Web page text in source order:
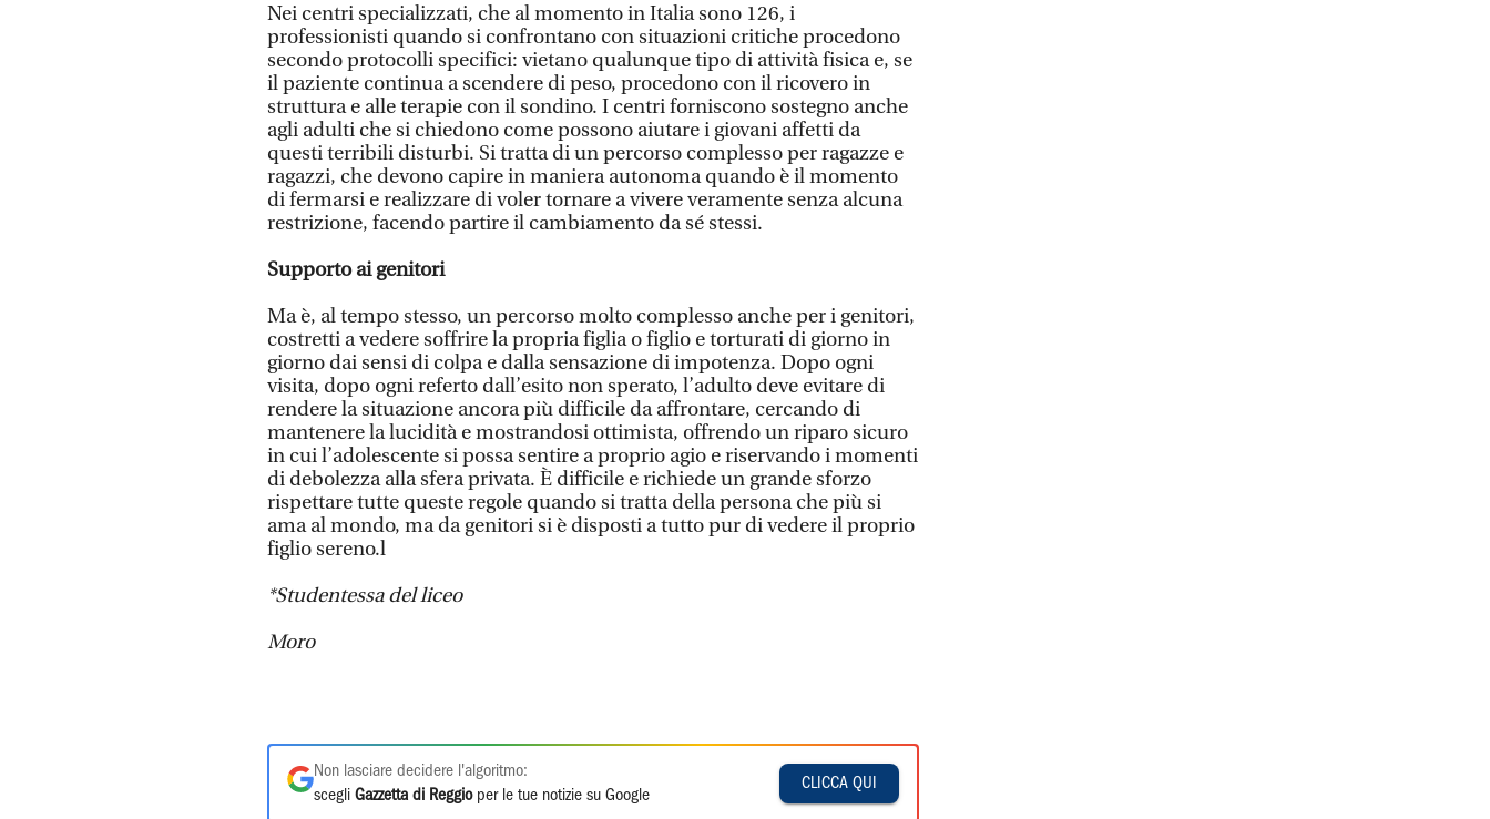
Nei centri specializzati, che al momento in Italia sono 126, i
professionisti quando si confrontano con situazioni critiche procedono
secondo protocolli specifici: vietano qualunque tipo di attività fisica e, se
il paziente continua a scendere di peso, procedono con il ricovero in
struttura e alle terapie con il sondino. I centri forniscono sostegno anche
agli adulti che si chiedono come possono aiutare i giovani affetti da
questi terribili disturbi. Si tratta di un percorso complesso per ragazze e
ragazzi, che devono capire in maniera autonoma quando è il momento
di fermarsi e realizzare di voler tornare a vivere veramente senza alcuna
restrizione, facendo partire il cambiamento da sé stessi.
Supporto ai genitori
Ma è, al tempo stesso, un percorso molto complesso anche per i genitori,
costretti a vedere soffrire la propria figlia o figlio e torturati di giorno in
giorno dai sensi di colpa e dalla sensazione di impotenza. Dopo ogni
visita, dopo ogni referto dall’esito non sperato, l’adulto deve evitare di
rendere la situazione ancora più difficile da affrontare, cercando di
mantenere la lucidità e mostrandosi ottimista, offrendo un riparo sicuro
in cui l’adolescente si possa sentire a proprio agio e riservando i momenti
di debolezza alla sfera privata. È difficile e richiede un grande sforzo
rispettare tutte queste regole quando si tratta della persona che più si
ama al mondo, ma da genitori si è disposti a tutto pur di vedere il proprio
figlio sereno.l
*Studentessa del liceo
Moro
Non lasciare decidere l'algoritmo:
scegli Gazzetta di Reggioper le tue notizie su Google
CLICCA QUI